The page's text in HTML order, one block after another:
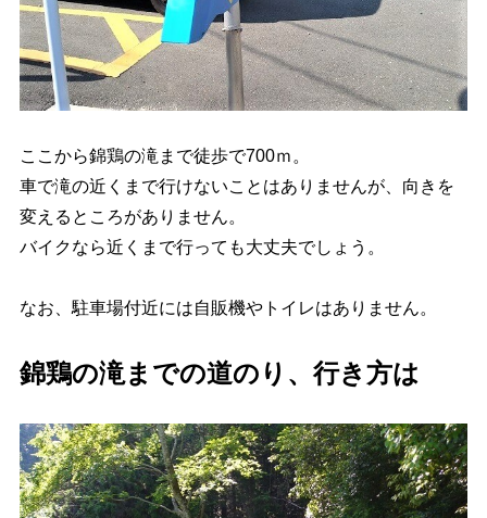
ここから錦鶏の滝まで徒歩で700ｍ。
車で滝の近くまで行けないことはありませんが、向きを
変えるところがありません。
バイクなら近くまで行っても大丈夫でしょう。
なお、駐車場付近には自販機やトイレはありません。
錦鶏の滝までの道のり、行き方は